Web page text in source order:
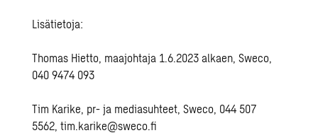
Lisätietoja:
Thomas Hietto, maajohtaja 1.6.2023 alkaen, Sweco,
040 9474 093
Tim Karike, pr- ja mediasuhteet, Sweco, 044 507
5562,tim.karike@sweco.fi